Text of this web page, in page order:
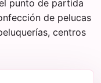
punto de partida
de pelucas
centros